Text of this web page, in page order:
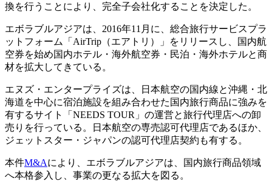
換を行うことにより、完全子会社化することを決定した。
エボラブルアジアは、2016年11月に、総合旅行サービスプラ
ットフォーム「AirTrip（エアトリ）」をリリースし、国内航
空券を始め国内ホテル・海外航空券・民泊・海外ホテルと商
材を拡大してきている。
エヌズ・エンタープライズは、日本航空の国内線と沖縄・北
海道を中心に宿泊施設を組み合わせた国内旅行商品に強みを
有するサイト「NEEDS TOUR」の運営と旅行代理店への卸
売りを行っている。日本航空の専売認可代理店であるほか、
ジェットスター・ジャパンの認可代理店契約も有する。
本件M&Aにより、エボラブルアジアは、国内旅行商品領域
へ本格参入し、事業の更なる拡大を図る。